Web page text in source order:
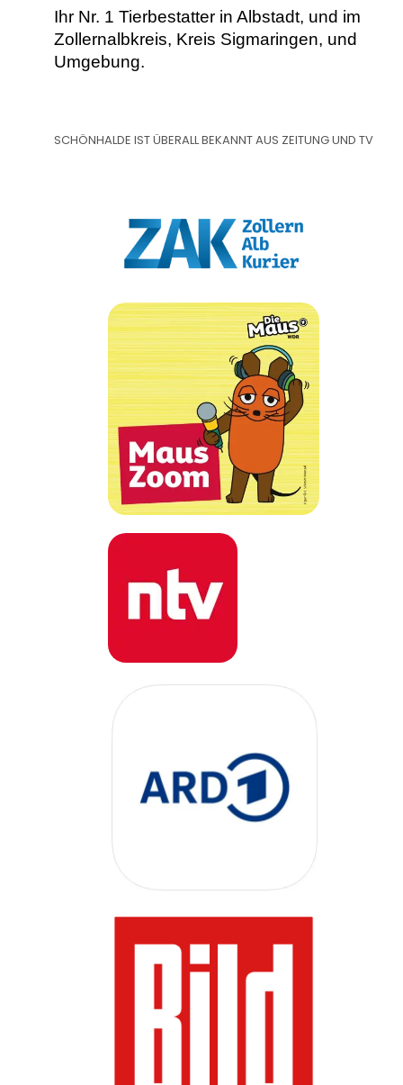
Ihr Nr. 1 Tierbestatter in Albstadt, und im
Zollernalbkreis, Kreis Sigmaringen, und
Umgebung.
SCHÖNHALDE IST ÜBERALL BEKANNT AUS ZEITUNG UND TV